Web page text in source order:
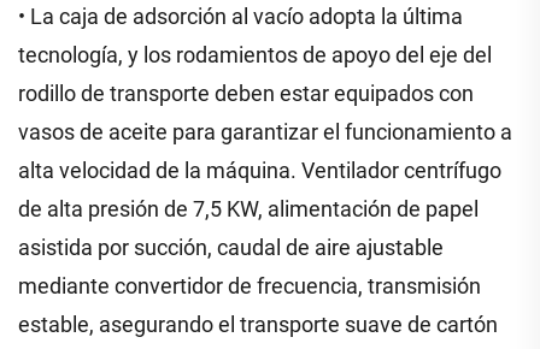
• La caja de adsorción al vacío adopta la última
tecnología, y los rodamientos de apoyo del eje del
rodillo de transporte deben estar equipados con
vasos de aceite para garantizar el funcionamiento a
alta velocidad de la máquina. Ventilador centrífugo
de alta presión de 7,5 KW, alimentación de papel
asistida por succión, caudal de aire ajustable
mediante convertidor de frecuencia, transmisión
estable, asegurando el transporte suave de cartón